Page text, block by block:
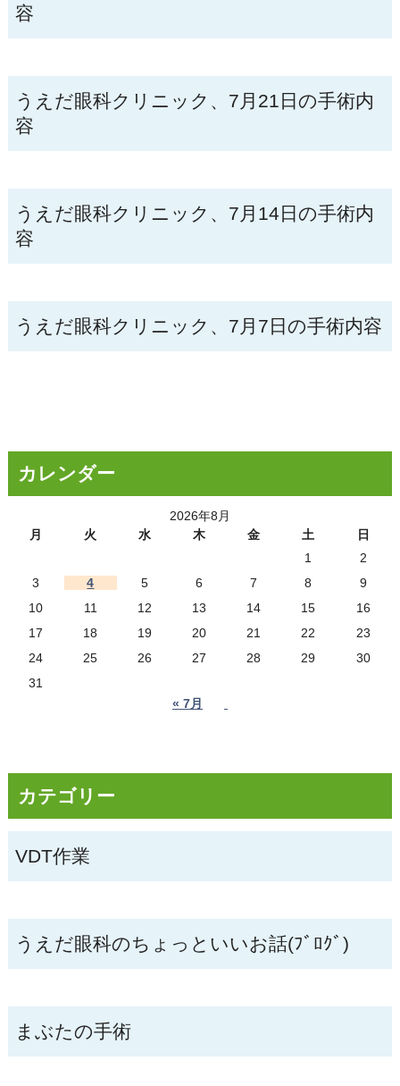
容
うえだ眼科クリニック、7月21日の手術内
容
うえだ眼科クリニック、7月14日の手術内
容
うえだ眼科クリニック、7月7日の手術内容
カレンダー
2026年8月
月
火 水 木 金 土
日
1
2
3
4 5 6 7 8
9
10
11 12 13 14 15
16
17
18 19 20 21 22
23
24
25 26 27 28 29
30
31
« 7月
カテゴリー
VDT作業
うえだ眼科のちょっといいお話(ﾌﾞﾛｸﾞ)
まぶたの手術